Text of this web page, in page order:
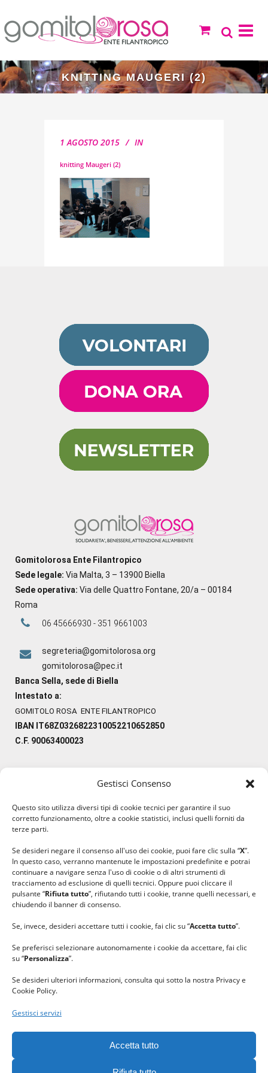
Gestisci Consenso
Questo sito utilizza diversi tipi di cookie tecnici per garantire il suo
corretto funzionamento, oltre a cookie statistici, inclusi quelli forniti da
terze parti.
Se desideri negare il consenso all'uso dei cookie, puoi fare clic sulla “X”.
In questo caso, verranno mantenute le impostazioni predefinite e potrai
continuare a navigare senza l'uso di cookie o di altri strumenti di
tracciamento ad esclusione di quelli tecnici. Oppure puoi cliccare il
pulsante “Rifiuta tutto”, rifiutando tutti i cookie, tranne quelli necessari, e
chiudendo il banner di consenso.
Se, invece, desideri accettare tutti i cookie, fai clic su “Accetta tutto”.
Se preferisci selezionare autonomamente i cookie da accettare, fai clic
su “Personalizza”.
Se desideri ulteriori informazioni, consulta qui sotto la nostra Privacy e
Cookie Policy.
Gestisci servizi
Accetta tutto
KNITTING MAUGERI (2)
1 AGOSTO 2015 IN
knitting Maugeri (2)
Gomitolorosa Ente Filantropico
Sede legale: Via Malta, 3 – 13900 Biella
Sede operativa: Via delle Quattro Fontane, 20/a – 00184
Roma
06 45666930 - 351 9661003
segreteria@gomitolorosa.org
gomitolorosa@pec.it
Banca Sella, sede di Biella
Intestato a:
GOMITOLO ROSA ENTE FILANTROPICO
IBAN IT68Z0326822310052210652850
C.F. 90063400023
#lanaterapia
#ilcaloredellempatia